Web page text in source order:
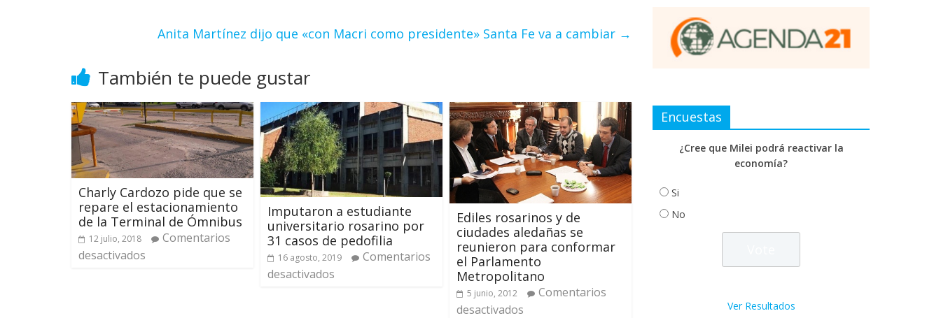
Anita Martínez dijo que «con Macri como presidente» Santa Fe va a cambiar →
También te puede gustar
Charly Cardozo pide que se
repare el estacionamiento
de la Terminal de Ómnibus
12 julio, 2018
Comentarios
desactivados
Imputaron a estudiante
universitario rosarino por
31 casos de pedofilia
16 agosto, 2019
Comentarios
desactivados
Ediles rosarinos y de
ciudades aledañas se
reunieron para conformar
el Parlamento
Metropolitano
5 junio, 2012
Comentarios
desactivados
Encuestas
¿Cree que Milei podrá reactivar la
economía?
Si
No
Ver Resultados